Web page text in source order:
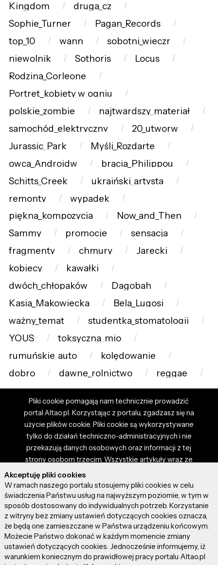
Kingdom
druga_cz
Sophie_Turner
Pagan_Records
top_10
wann
sobotni_wieczr
niewolnik
Sothoris
Locus
Rodzina_Corleone
Portret_kobiety_w_ogniu
polskie_zombie
najtwardszy_materiał
samochód_elektryczny
20_utworw
Jurassic_Park
Myśli_Rozdarte
owca_Androidw
bracia_Philippou
Schitts_Creek
ukraiński_artysta
remonty
wypadek
piękna_kompozycja
Now_and_Then
Sammy
promocje
sensacja
fragmenty
chmury
Jarecki
kobiecy
kawałki
dwóch_chłopaków
Dagobah
Kasia_Makowiecka
Bela_Lugosi
ważny_temat
studentka_stomatologii
YOUS
toksyczna_mio
rumuńskie_auto
kolędowanie
dobro
dawne_rolnictwo reggae
Pliki cookie pomagają nam technicznie prowadzić
portal Altao.pl. Korzystając z portalu, zgadzasz się na
użycie plików cookie. Pliki cookie są wykorzystywane
tylko do działań techniczno-administracyjnych i nie
przekazują danych osobowych oraz informacji z tej
strony osobom trzecim. Wszystkie artykuły wraz ze
zdjęciami i materiałami dostępnymi na portalu są
własnością użytkowników. Administrator i właściciel
portalu nie ponosi odpowiedzialności za tresci
prezentowane przez autorów artykułów. Dodając
artykuł, zgadzasz się z regulaminem portalu oraz
ponosisz odpowiedzialność za wszystkie materiały
umieszczone przez Ciebie na stronie altao.pl.
Szczegóły dostępne w regulaminie portalu.
Akceptuję pliki cookies
W ramach naszego portalu stosujemy pliki cookies w celu
świadczenia Państwu usług na najwyższym poziomie, w tym w
sposób dostosowany do indywidualnych potrzeb. Korzystanie
z witryny bez zmiany ustawień dotyczących cookies oznacza,
że będą one zamieszczane w Państwa urządzeniu końcowym.
Możecie Państwo dokonać w każdym momencie zmiany
ustawień dotyczących cookies. Jednocześnie informujemy, iż
warunkiem koniecznym do prawidłowej pracy portalu Altao.pl